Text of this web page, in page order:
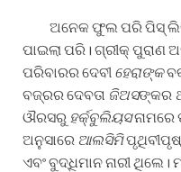
ଅନେକ ଫୁଲ ପରି ପିସ୍
ପାଇଲା ପରି। ଗ୍ରୀକ୍ ପୁରାଣ
ପରିବାରର ଦେବୀ ହେରାଙ୍କ
ବଜ୍ରର ଦେବତା ଜିଅସଙ୍କର
ଔରସରୁ ହର୍କ୍ବୁଲିୟସନାମରେ
ଅନୁସାରେ ଆଲସିମି
ଏବଂ ବୁଦ୍ଧିମାନ ନାରୀ